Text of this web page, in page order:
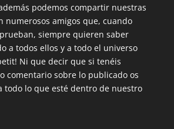
podemos compartir nuestras
numerosos amigos que, cuando
siempre quieren saber
a todos ellos y a todo el universo
Ni que decir que si tenéis
comentario sobre lo publicado os
todo lo que esté dentro de nuestro